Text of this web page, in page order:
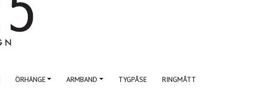
ÖRHÄNGE ARMBAND TYGPÅSE RINGMÅTT